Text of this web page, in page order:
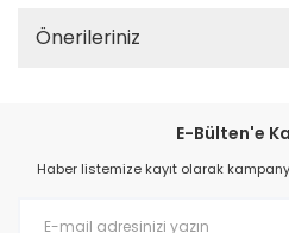
Önerileriniz
E-Bülten'e
Haber listemize kayıt olarak